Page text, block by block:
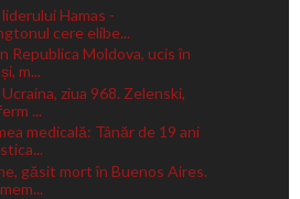
Hamas -
cere elibe...
Republica Moldova, ucis în
m...
ziua 968. Zelenski,
...
medicală: Tânăr de 19 ani
găsit mort în Buenos Aires.